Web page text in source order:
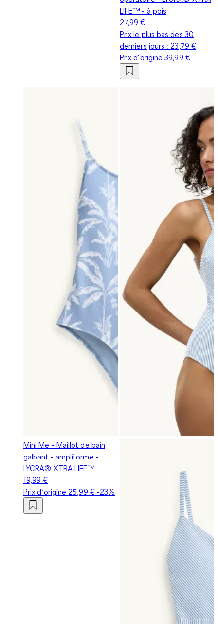
LIFE™ - à pois
27,99 €
Prix le plus bas des 30
derniers jours : 23,79 €
Prix d‘origine39,99 €
Mini Me - Maillot de bain
galbant - ampliforme -
LYCRA® XTRA LIFE™
19,99 €
Prix d‘origine 25,99 €-23%